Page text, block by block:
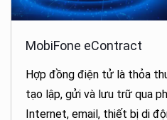
MobiFone eContract
Hợp đồng điện tử là thỏa
tạo lập, gửi và lưu trữ qua
Internet, email, thiết bị di